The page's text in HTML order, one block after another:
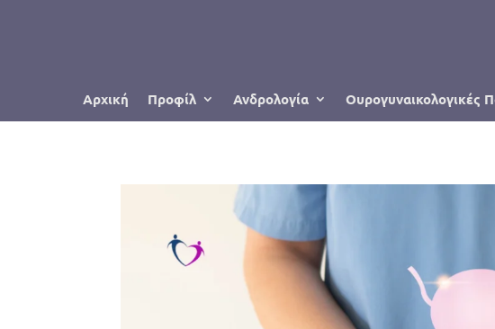
Αρχική Προφίλ Ανδρολογία Ουρογυναικολογικές